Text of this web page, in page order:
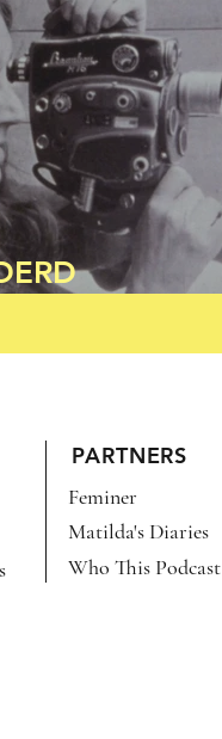
PARTNERS
Feminer
Matilda's Diaries
Who This Podcast